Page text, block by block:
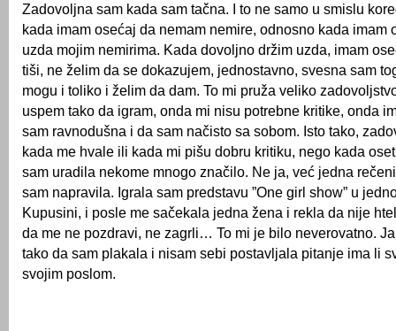
Zadovoljna sam kada sam tačna. I to ne samo u smislu
kada imam osećaj da nemam nemire, odnosno kada imam
uzda mojim nemirima. Kada dovoljno držim uzda, imam
tiši, ne želim da se dokazujem, jednostavno, svesna sam
mogu i toliko i želim da dam. To mi pruža veliko
uspem tako da igram, onda mi nisu potrebne kritike, onda
sam ravnodušna i da sam načisto sa sobom. Isto tako,
kada me hvale ili kada mi pišu dobru kritiku, nego kada
sam uradila nekome mnogo značilo. Ne ja, već jedna
sam napravila. Igrala sam predstavu ”One girl show” u
Kupusini, i posle me sačekala jedna žena i rekla da nije
da me ne pozdravi, ne zagrli… To mi je bilo neverovatno.
tako da sam plakala i nisam sebi postavljala pitanje ima li
svojim poslom.